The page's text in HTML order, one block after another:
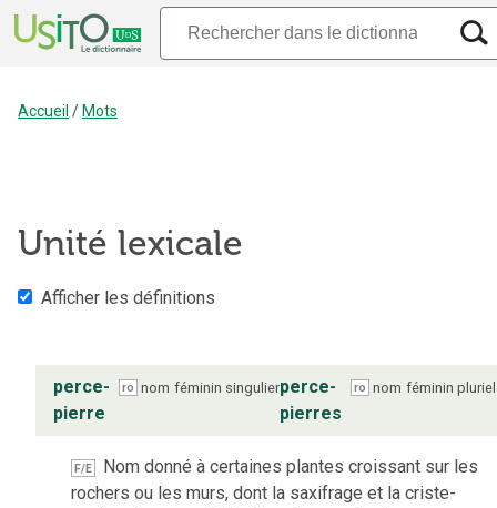
Accueil / Mots
Unité lexicale
Afficher les définitions
perce-
pierre
ro nom féminin singulierperce-
pierres
ro nom féminin pluriel
F/E
Nom donné à certaines plantes croissant sur les
rochers ou les murs, dont la saxifrage et la criste-